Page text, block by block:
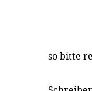
so bitte